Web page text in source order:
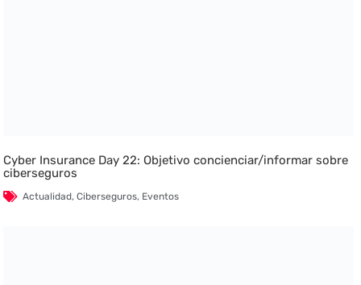
Cyber Insurance Day 22: Objetivo concienciar/informar sobre
ciberseguros
Actualidad,Ciberseguros, Eventos